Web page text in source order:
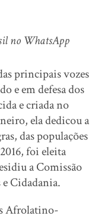
no WhatsApp
principais vozes
e em defesa dos
e criada no
ela dedicou a
das populações
foi eleita
a Comissão
Cidadania.
Afrolatino-